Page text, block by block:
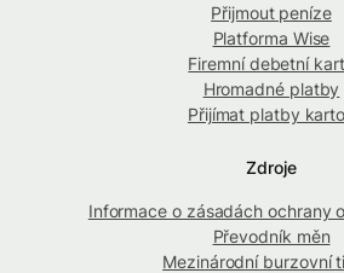
Přijmout peníze
Platforma Wise
Firemní debetní
Hromadné platby
Přijímat platby
Zdroje
Informace o zásadách ochrany
Převodník měn
Mezinárodní burzovní